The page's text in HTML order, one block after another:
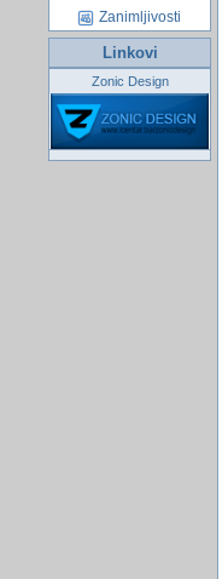
Zanimljivosti
Linkovi
Zonic Design